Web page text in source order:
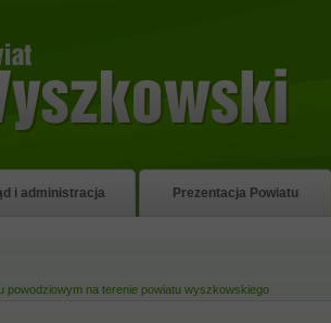
i administracja Prezentacja Powiatu
powodziowym na terenie powiatu wyszkowskiego